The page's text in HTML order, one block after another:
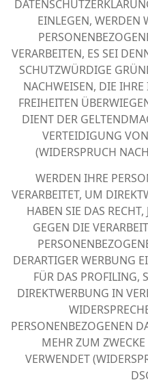
EINLEGEN, WERDEN
VERARBEITEN, ES SEI
SCHUTZWÜRDIGE
NACHWEISEN, DIE IHRE
FREIHEITEN
DIENT DER
VERTEIDIGUNG
(WIDERSPRUCH
WERDEN IHRE
VERARBEITET, UM
HABEN SIE DAS
GEGEN DIE
DERARTIGER WERBUNG
FÜR DAS PROFILING,
DIREKTWERBUNG IN
PERSONENBEZOGENEN
MEHR ZUM
VERWENDET